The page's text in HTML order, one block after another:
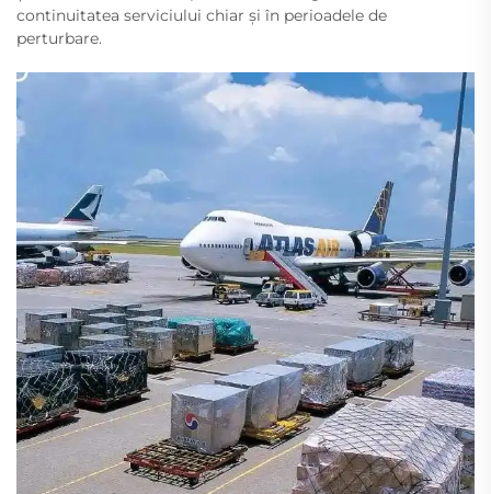
continuitatea serviciului chiar și în perioadele de
perturbare.